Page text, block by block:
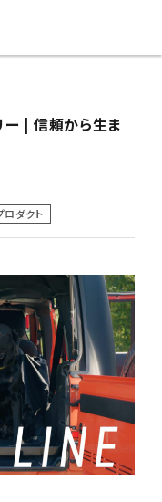
ー | 信頼から生ま
ロダクト